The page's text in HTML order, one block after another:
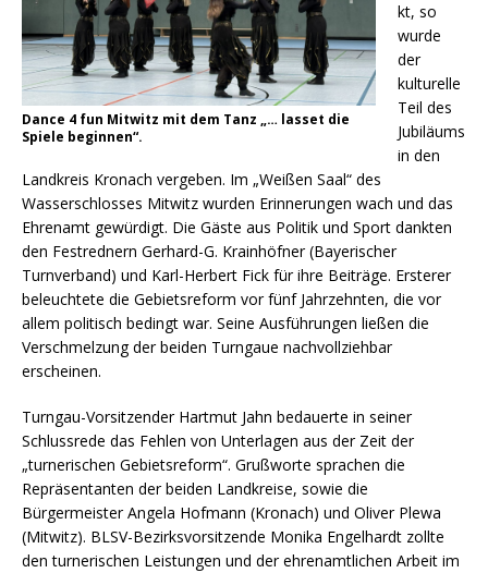
Dance 4 fun Mitwitz mit dem Tanz „… lasset die
Spiele beginnen“.
kt, so
wurde
der
kulturelle
Teil des
Jubiläums
in den
Landkreis Kronach vergeben. Im „Weißen Saal“ des
Wasserschlosses Mitwitz wurden Erinnerungen wach und das
Ehrenamt gewürdigt. Die Gäste aus Politik und Sport dankten
den Festrednern Gerhard-G. Krainhöfner (Bayerischer
Turnverband) und Karl-Herbert Fick für ihre Beiträge. Ersterer
beleuchtete die Gebietsreform vor fünf Jahrzehnten, die vor
allem politisch bedingt war. Seine Ausführungen ließen die
Verschmelzung der beiden Turngaue nachvollziehbar
erscheinen.
Turngau-Vorsitzender Hartmut Jahn bedauerte in seiner
Schlussrede das Fehlen von Unterlagen aus der Zeit der
„turnerischen Gebietsreform“. Grußworte sprachen die
Repräsentanten der beiden Landkreise, sowie die
Bürgermeister Angela Hofmann (Kronach) und Oliver Plewa
(Mitwitz). BLSV-Bezirksvorsitzende Monika Engelhardt zollte
den turnerischen Leistungen und der ehrenamtlichen Arbeit im